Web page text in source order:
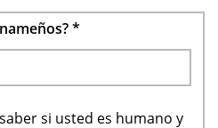
*
si usted es humano y